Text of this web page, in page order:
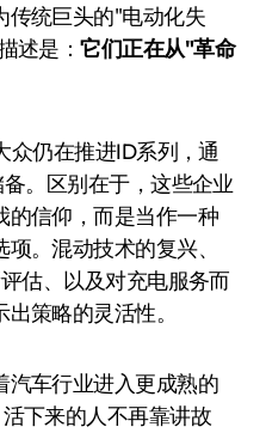
传统巨头的"电动化失
述是：它们正在从"革命
众仍在推进ID系列，通
。区别在于，这些企业
的信仰，而是当作一种
。混动技术的复兴、
估、以及对充电服务而
策略的灵活性。
汽车行业进入更成熟的
下来的人不再靠讲故